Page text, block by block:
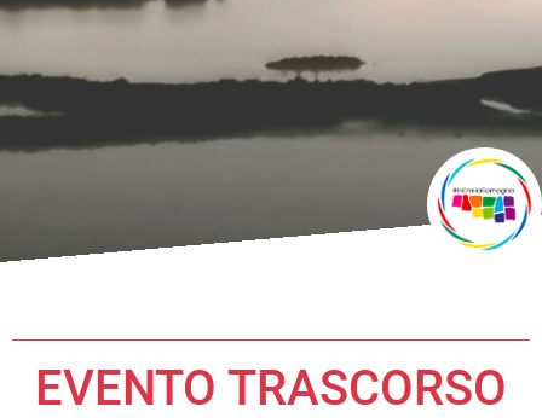
EVENTO TRASCORSO